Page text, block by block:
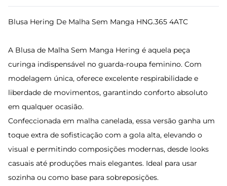
Blusa Hering De Malha Sem Manga HNG.365 4ATC
A Blusa de Malha Sem Manga Hering é aquela peça
curinga indispensável no guarda-roupa feminino. Com
modelagem única, oferece excelente respirabilidade e
liberdade de movimentos, garantindo conforto absoluto
em qualquer ocasião.
Confeccionada em malha canelada, essa versão ganha um
toque extra de sofisticação com a gola alta, elevando o
visual e permitindo composições modernas, desde looks
casuais até produções mais elegantes. Ideal para usar
sozinha ou como base para sobreposições.